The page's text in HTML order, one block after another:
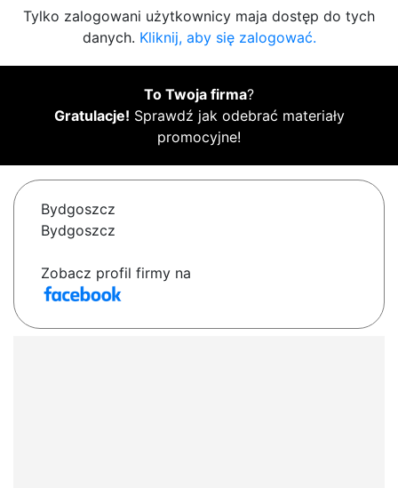
Tylko zalogowani użytkownicy maja dostęp do tych
danych. Kliknij, aby się zalogować.
To Twoja firma?
Gratulacje! Sprawdź jak odebrać materiały
promocyjne!
Bydgoszcz
Bydgoszcz
Zobacz profil firmy na